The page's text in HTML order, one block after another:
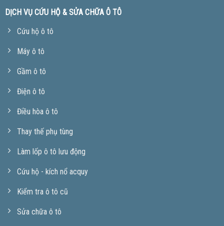
DỊCH VỤ CỨU HỘ & SỬA CHỮA Ô TÔ
Cứu hộ ô tô
Máy ô tô
Gầm ô tô
Điện ô tô
Điều hòa ô tô
Thay thế phụ tùng
Làm lốp ô tô lưu động
Cứu hộ - kích nổ acquy
Kiểm tra ô tô cũ
Sửa chữa ô tô